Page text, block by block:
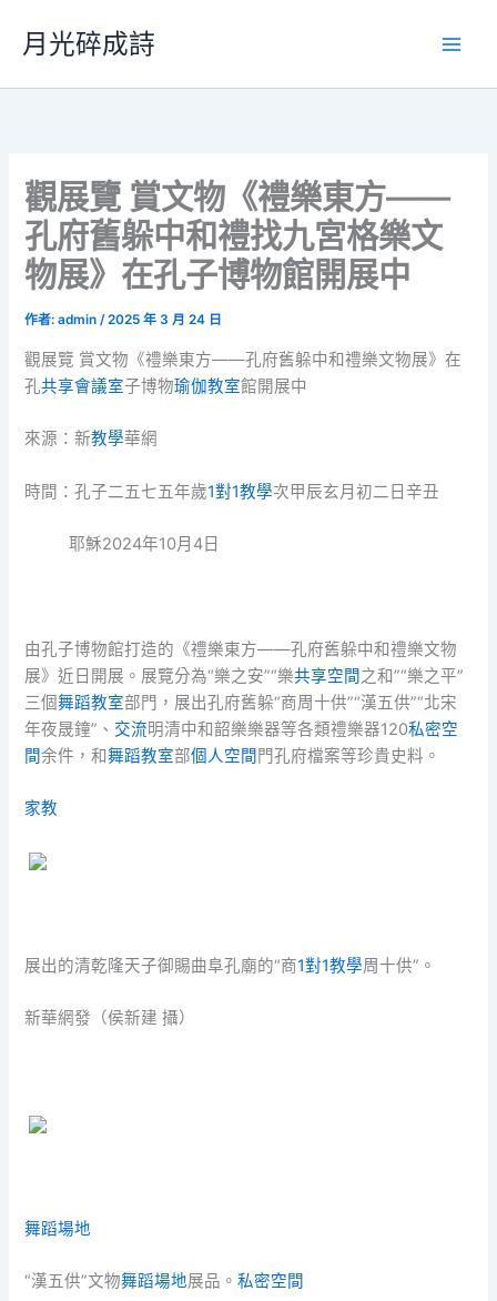
要
月光碎成詩
觀展覽 賞文物《禮樂東方——
孔府舊躲中和禮找九宮格樂文
物展》在孔子博物館開展中
作者:admin/2025 年 3 月 24 日
觀展覽 賞文物《禮樂東方——孔府舊躲中和禮樂文物展》在
孔共享會議室子博物瑜伽教室館開展中
來源：新教學華網
時間：孔子二五七五年歲1對1教學次甲辰玄月初二日辛丑
耶穌2024年10月4日
由孔子博物館打造的《禮樂東方——孔府舊躲中和禮樂文物
展》近日開展。展覽分為“樂之安”“樂共享空間之和”“樂之平”
三個舞蹈教室部門，展出孔府舊躲“商周十供”“漢五供”“北宋
年夜晟鐘”、 交流明清中和韶樂樂器等各類禮樂器120私密空
間余件，和舞蹈教室部個人空間 門孔府檔案等珍貴史料。
家教
展出的清乾隆天子御賜曲阜孔廟的“商1對1教學周十供”。
新華網發（侯新建 攝）
舞蹈場地
“漢五供”文物舞蹈場地展品。私密空間